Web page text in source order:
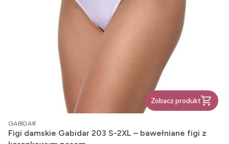
Zobacz produkt
PRODUCENT
GABIDAR
Figi damskie Gabidar 203 S-2XL – bawełniane figi z